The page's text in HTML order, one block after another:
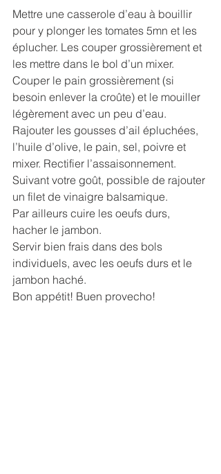
Mettre une casserole d’eau à bouillir
pour y plonger les tomates 5mn et les
éplucher. Les couper grossièrement et
les mettre dans le bol d’un mixer.
Couper le pain grossièrement (si
besoin enlever la croûte) et le mouiller
légèrement avec un peu d’eau.
Rajouter les gousses d’ail épluchées,
l’huile d’olive, le pain, sel, poivre et
mixer. Rectifier l’assaisonnement.
Suivant votre goût, possible de rajouter
un filet de vinaigre balsamique.
Par ailleurs cuire les oeufs durs,
hacher le jambon.
Servir bien frais dans des bols
individuels, avec les oeufs durs et le
jambon haché.
Bon appétit! Buen provecho!